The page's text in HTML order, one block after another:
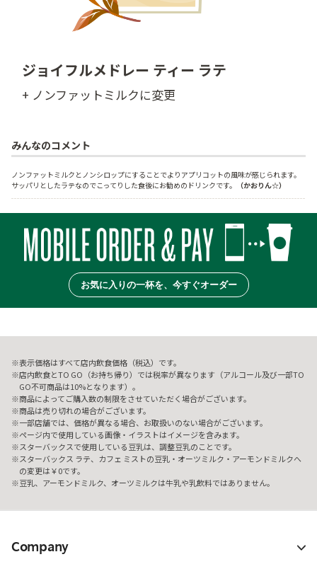
ジョイフルメドレー ティー ラテ
+ ノンファットミルクに変更
みんなのコメント
ノンファットミルクとノンシロップにすることでよりアプリコットの風味が感じられます。
サッパリとしたラテなのでこってりした食後にお勧めのドリンクです。
（かおりん☆）
お気に入りの一杯を、今すぐオーダー
表示価格はすべて店内飲食価格（税込）です。
店内飲食とTO GO（お持ち帰り）では税率が異なります（アルコール及び一部TO
GO不可商品は10%となります）。
商品によってご購入数の制限をさせていただく場合がございます。
商品は売り切れの場合がございます。
一部店舗では、価格が異なる場合、お取扱いのない場合がございます。
ページ内で使用している画像・イラストはイメージを含みます。
スターバックスで使用している豆乳は、調整豆乳のことです。
スターバックス ラテ、カフェ ミストの豆乳・オーツミルク・アーモンドミルクへ
の変更は￥0です。
豆乳、アーモンドミルク、オーツミルクは牛乳や乳飲料ではありません。
Company